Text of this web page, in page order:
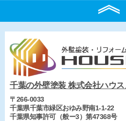
千葉の外壁塗装 株式会社ハウス
〒266-0033
千葉県千葉市緑区おゆみ野南1-1-22
千葉県知事許可（般ー3）第47368号